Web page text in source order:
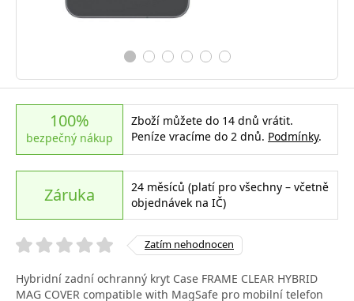
100%
bezpečný nákup
Zboží můžete do 14 dnů vrátit.
Peníze vracíme do 2 dnů. Podmínky.
Záruka
24 měsíců (platí pro všechny – včetně
objednávek na IČ)
Zatím nehodnocen
Hybridní zadní ochranný kryt Case FRAME CLEAR HYBRID
MAG COVER compatible with MagSafe pro mobilní telefon